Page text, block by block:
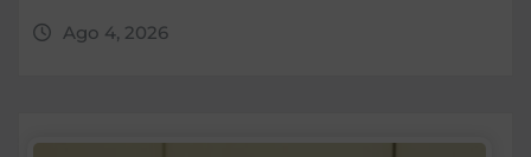
Ago 4, 2026